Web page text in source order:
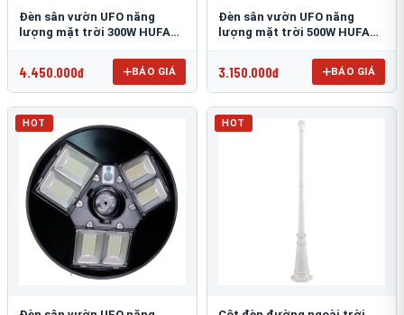
Đèn sân vườn UFO năng
lượng mặt trời 300W HUFA
4.450.000đ BÁO GIÁ
Đèn sân vườn UFO năng
lượng mặt trời 500W HUFA
3.150.000đ BÁO GIÁ
HOT HOT